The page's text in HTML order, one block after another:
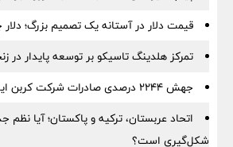
قیمت دلار در آستانه یک تصمیم بزرگ؛
تمرکز هلدینگ تاسیکو بر توسعه پایدار در
جهش ۲۲۴۴ درصدی صادرات شرکت کربن ایران
اتحاد عربستان، ترکیه و پاکستان؛ آیا نظم
شکل‌گیری است؟